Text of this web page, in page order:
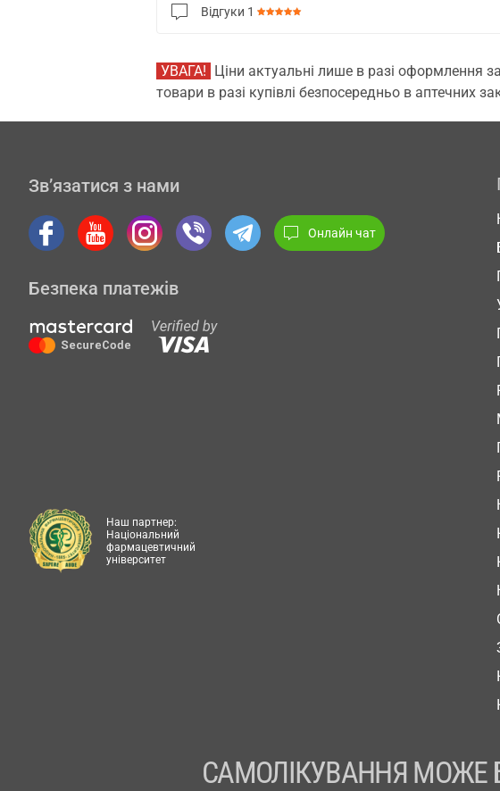
Відгуки 1
УВАГА! Ціни актуальні лише в разі оформлення
товари в разі купівлі безпосередньо в аптечних
Зв’язатися з нами
Онлайн чат
Безпека платежів
Наш партнер:
Національний
фармацевтичний
університет
САМОЛІКУВАННЯ МОЖЕ